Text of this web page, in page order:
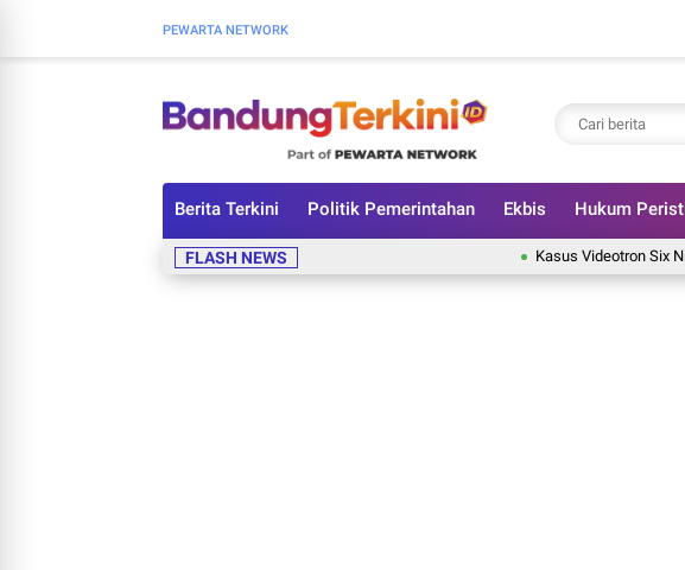
PEWARTA NETWORK
Berita Terkini Politik Pemerintahan Ekbis Hukum
FLASH NEWS Kasus Videotron Six Nine